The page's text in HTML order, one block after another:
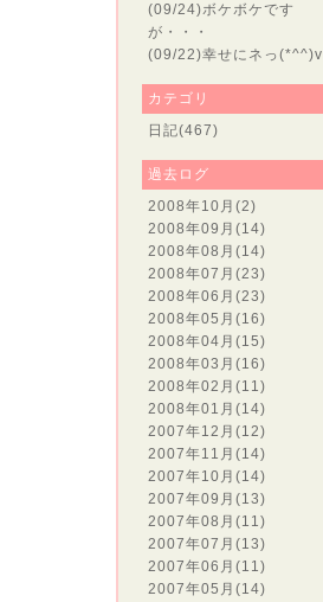
(09/24)ボケボケです
が・・・
(09/22)幸せにネっ(*^^)v
カテゴリ
日記(467)
過去ログ
2008年10月 (2)
2008年09月 (14)
2008年08月 (14)
2008年07月 (23)
2008年06月 (23)
2008年05月 (16)
2008年04月 (15)
2008年03月 (16)
2008年02月 (11)
2008年01月 (14)
2007年12月 (12)
2007年11月 (14)
2007年10月 (14)
2007年09月 (13)
2007年08月 (11)
2007年07月 (13)
2007年06月 (11)
2007年05月 (14)